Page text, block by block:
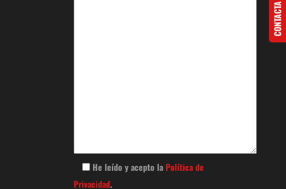
He leído y acepto laPolítica de
Privacidad.
CONTACTA